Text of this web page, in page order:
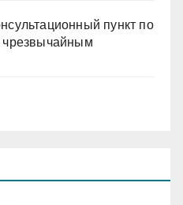
пункт по
чрезвычайным